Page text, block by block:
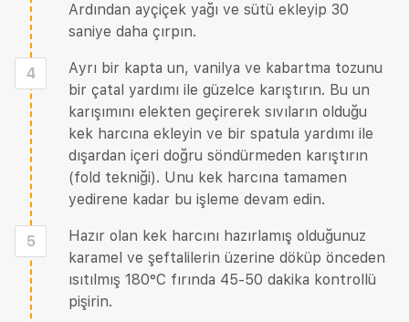
Ardından ayçiçek yağı ve sütü ekleyip 30
saniye daha çırpın.
4
Ayrı bir kapta un, vanilya ve kabartma tozunu
bir çatal yardımı ile güzelce karıştırın. Bu un
karışımını elekten geçirerek sıvıların olduğu
kek harcına ekleyin ve bir spatula yardımı ile
dışardan içeri doğru söndürmeden karıştırın
(fold tekniği). Unu kek harcına tamamen
yedirene kadar bu işleme devam edin.
5
Hazır olan kek harcını hazırlamış olduğunuz
karamel ve şeftalilerin üzerine döküp önceden
ısıtılmış 180°C fırında 45-50 dakika kontrollü
pişirin.